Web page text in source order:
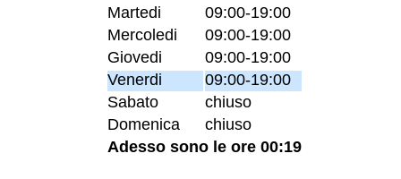
Martedi
09:00-19:00
Mercoledi
09:00-19:00
Giovedi
09:00-19:00
Venerdi
09:00-19:00
Sabato
chiuso
Domenica
chiuso
Adesso sono le ore 00:19